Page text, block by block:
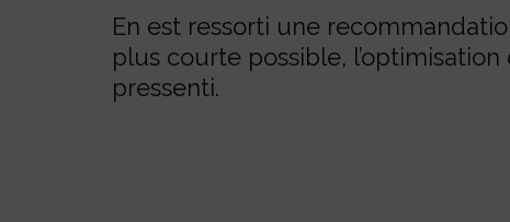
En est ressorti une
plus courte possible,
pressenti.